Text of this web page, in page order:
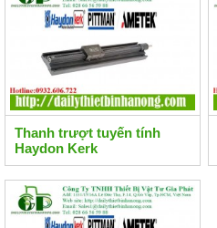
Thanh trượt tuyến tính
Haydon Kerk